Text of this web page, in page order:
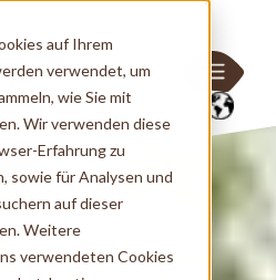
auf Ihrem
verwendet, um
wie Sie mit
Wir verwenden diese
Erfahrung zu
sowie für Analysen und
auf dieser
Weitere
verwendeten Cookies